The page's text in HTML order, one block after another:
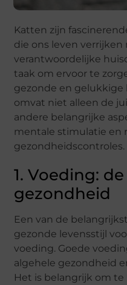
Katten zijn
die ons leven
verantwoordelijke
taak om ervoor te
gezonde en gelukkige
omvat niet alleen de
andere belangrijke
mentale stimulatie en
gezondheidscontroles.
1. Voeding:
gezondheid
Een van de
gezonde levensstijl
voeding. Goede
algehele gezondheid
Het is belangrijk om